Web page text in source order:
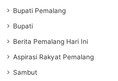
Bupati Pemalang
Bupati
Berita Pemalang Hari Ini
Aspirasi Rakyat Pemalang
Sambut